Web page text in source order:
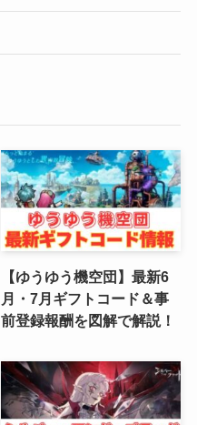
【ゆうゆう機空団】最新6
月・7月ギフトコード＆事
前登録報酬を図解で解説！